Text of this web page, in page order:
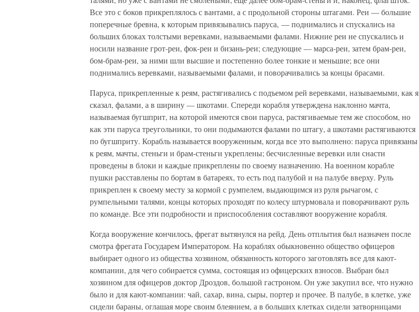
Все это с боков прикреплялось с вантами, а с продольной стороны штагами. Реи — большие
поперечные бревна, к которым привязывались паруса, — поднимались и спускались на
больших блоках толстыми веревками, называемыми фалами. Нижние реи не спускались и
носили название грот-реи, фок-реи и бизань-реи; следующие — марса-реи, затем брам-реи,
бом-брам-реи, за ними шли высшие и постепенно более тонкие и меньшие; все они
поднимались веревками, называемыми фалами, и поворачивались за концы брасами.
Паруса, прикрепленные к реям, растягивались с подъемом рей веревками, называемыми, как я
сказал, фалами, а в ширину — шкотами. Спереди корабля утверждена наклонно мачта,
называемая бугшприт, на которой имеются свои паруса, растягиваемые тем же способом, но
как эти паруса треугольники, то они подымаются фалами по штагу, а шкотами растягиваются
по бугшприту. Корабль называется вооруженным, когда все это выполнено: паруса привязаны
к реям, мачты, стеньги и брам-стеньги укреплены; бесчисленные веревки или снасти
проведены в блоки и каждые прикреплены по своему назначению. На военном корабле
пушки расставлены по бортам в батареях, то есть под палубой и на палубе вверху. Руль
прикреплен к своему месту за кормой с румпелем, выдающимся из руля рычагом, с
румпельными талями, концы которых проходят по колесу штурмовала и поворачивают руль
по команде. Все эти подробности и приспособления составляют вооружение корабля.
Когда вооружение кончилось, фрегат вытянулся на рейд. День отплытия был назначен после
смотра фрегата Государем Императором. На кораблях обыкновенно общество офицеров
выбирает одного из общества хозяином, обязанность которого заготовлять все для кают-
компании, для чего собирается сумма, состоящая из офицерских взносов. Выбран был
хозяином для офицеров доктор Дроздов, большой гастроном. Он уже закупил все, что нужно
было и для кают-компании: чай, сахар, вина, сыры, портер и прочее. В палубе, в клетке, уже
сидели бараны, оглашая море своим блеянием, а в больших клетках сидели затворницами